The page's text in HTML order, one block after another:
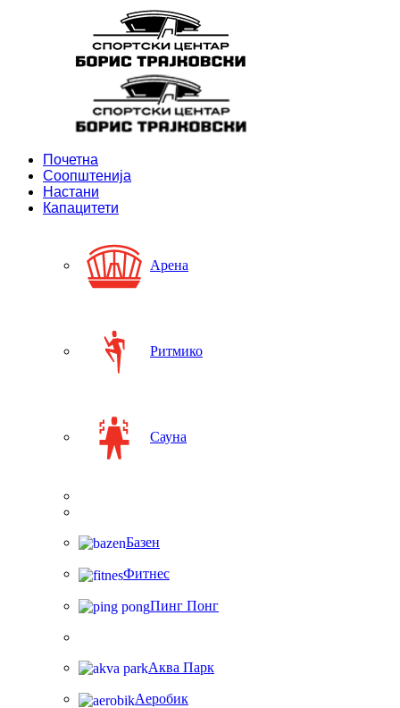
Почетна
Соопштенија
Настани
Капацитети
Арена
Ритмико
Сауна
Базен
Фитнес
Пинг Понг
Аква Парк
Аеробик